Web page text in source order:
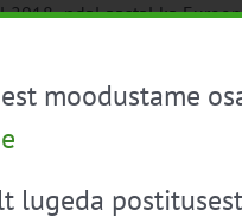
ndal aastal ka
oma taimedelt
perele soetatud
maja ümbruse maaga
ja loomapidamise
moodustame
lugeda postitusest